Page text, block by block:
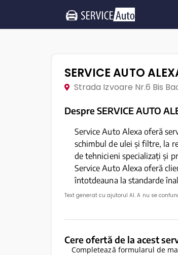
SERVICE AUTO
Strada Izvoare Nr.6 Bis
Despre SERVICE AUTO
Service Auto Alexa oferă
schimbul de ulei și filtre, la
de tehnicieni specializați și
Service Auto Alexa oferă
întotdeauna la standarde
Text generat cu ajutorul AI. A nu se
Cere ofertă de la acest
Completează formularul de